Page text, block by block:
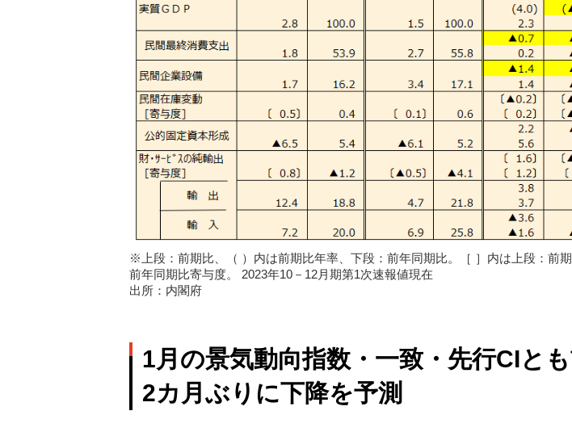
※上段：前期比、（ ）内は前期比年率、下段：前年同期比。［ ］内は上段：前期
前年同期比寄与度。 2023年10－12月期第1次速報値現在
出所：内閣府
1月の景気動向指数・一致・先行CIと
2カ月ぶりに下降を予測